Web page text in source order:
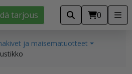
tarjous 0
ja maisematuotteet